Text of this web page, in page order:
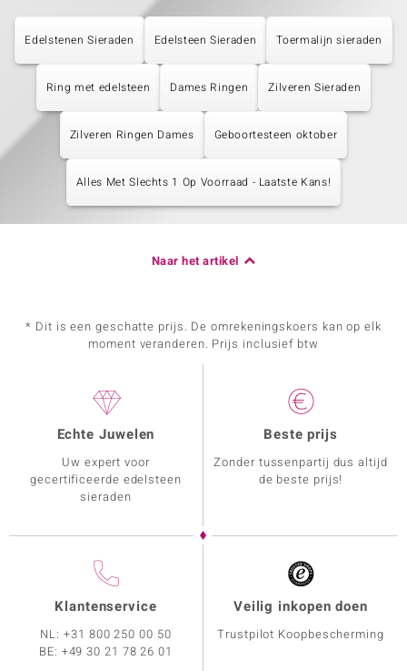
Edelstenen Sieraden Edelsteen Sieraden Toermalijn sieraden
Ring met edelsteen Dames Ringen Zilveren Sieraden
Zilveren Ringen Dames Geboortesteen oktober
Alles Met Slechts 1 Op Voorraad - Laatste Kans!
Naar het artikel
* Dit is een geschatte prijs. De omrekeningskoers kan op elk
moment veranderen. Prijs inclusief btw
Echte Juwelen
Uw expert voor
gecertificeerde edelsteen
sieraden
Beste prijs
Zonder tussenpartij dus altijd
de beste prijs!
Klantenservice
NL:+31 800 250 00 50
BE: +49 30 21 78 26 01
Veilig inkopen doen
Trustpilot Koopbescherming